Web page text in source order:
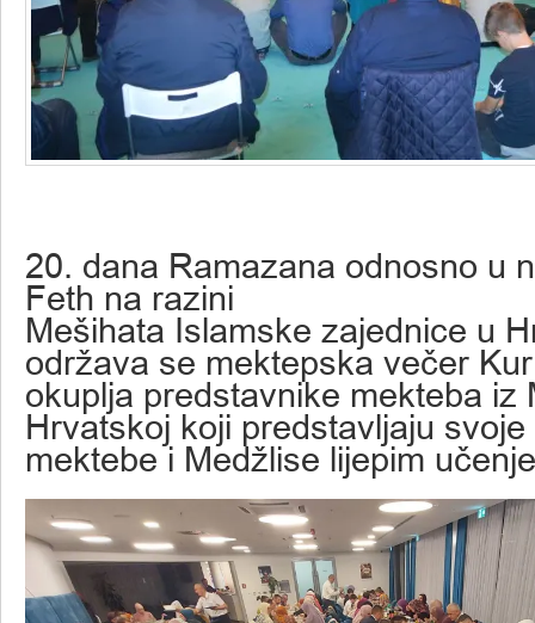
20. dana Ramazana odnosno u
Feth na razini
Mešihata Islamske zajednice u
održava se mektepska večer
okuplja predstavnike mekteba iz
Hrvatskoj koji predstavljaju svoje
mektebe i Medžlise lijepim